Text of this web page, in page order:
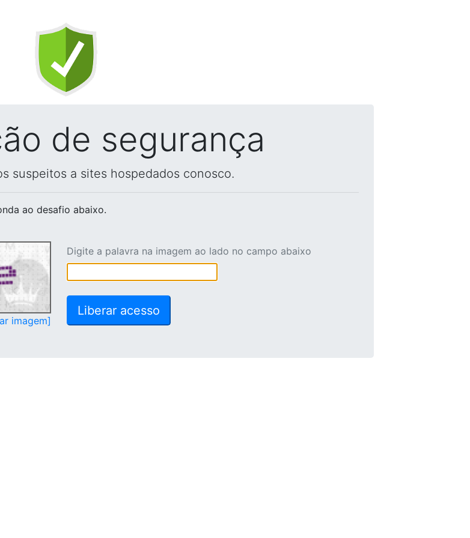
de segurança
suspeitos a sites hospedados conosco.
ao desafio abaixo.
imagem]
Digite a palavra na imagem ao lado no campo abaixo